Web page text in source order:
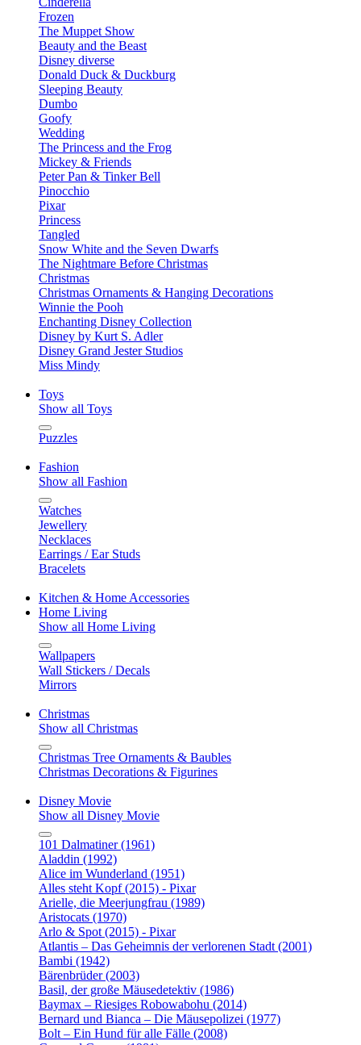
Frozen
The Muppet Show
Beauty and the Beast
Disney diverse
Donald Duck & Duckburg
Sleeping Beauty
Dumbo
Goofy
Wedding
The Princess and the Frog
Mickey & Friends
Peter Pan & Tinker Bell
Pinocchio
Pixar
Princess
Tangled
Snow White and the Seven Dwarfs
The Nightmare Before Christmas
Christmas
Christmas Ornaments & Hanging Decorations
Winnie the Pooh
Enchanting Disney Collection
Disney by Kurt S. Adler
Disney Grand Jester Studios
Miss Mindy
Toys
Show all Toys
Puzzles
Fashion
Show all Fashion
Watches
Jewellery
Necklaces
Earrings / Ear Studs
Bracelets
Kitchen & Home Accessories
Home Living
Show all Home Living
Wallpapers
Wall Stickers / Decals
Mirrors
Christmas
Show all Christmas
Christmas Tree Ornaments & Baubles
Christmas Decorations & Figurines
Disney Movie
Show all Disney Movie
101 Dalmatiner (1961)
Aladdin (1992)
Alice im Wunderland (1951)
Alles steht Kopf (2015) - Pixar
Arielle, die Meerjungfrau (1989)
Aristocats (1970)
Arlo & Spot (2015) - Pixar
Atlantis – Das Geheimnis der verlorenen Stadt (2001)
Bambi (1942)
Bärenbrüder (2003)
Basil, der große Mäusedetektiv (1986)
Baymax – Riesiges Robowabohu (2014)
Bernard und Bianca – Die Mäusepolizei (1977)
Bolt – Ein Hund für alle Fälle (2008)